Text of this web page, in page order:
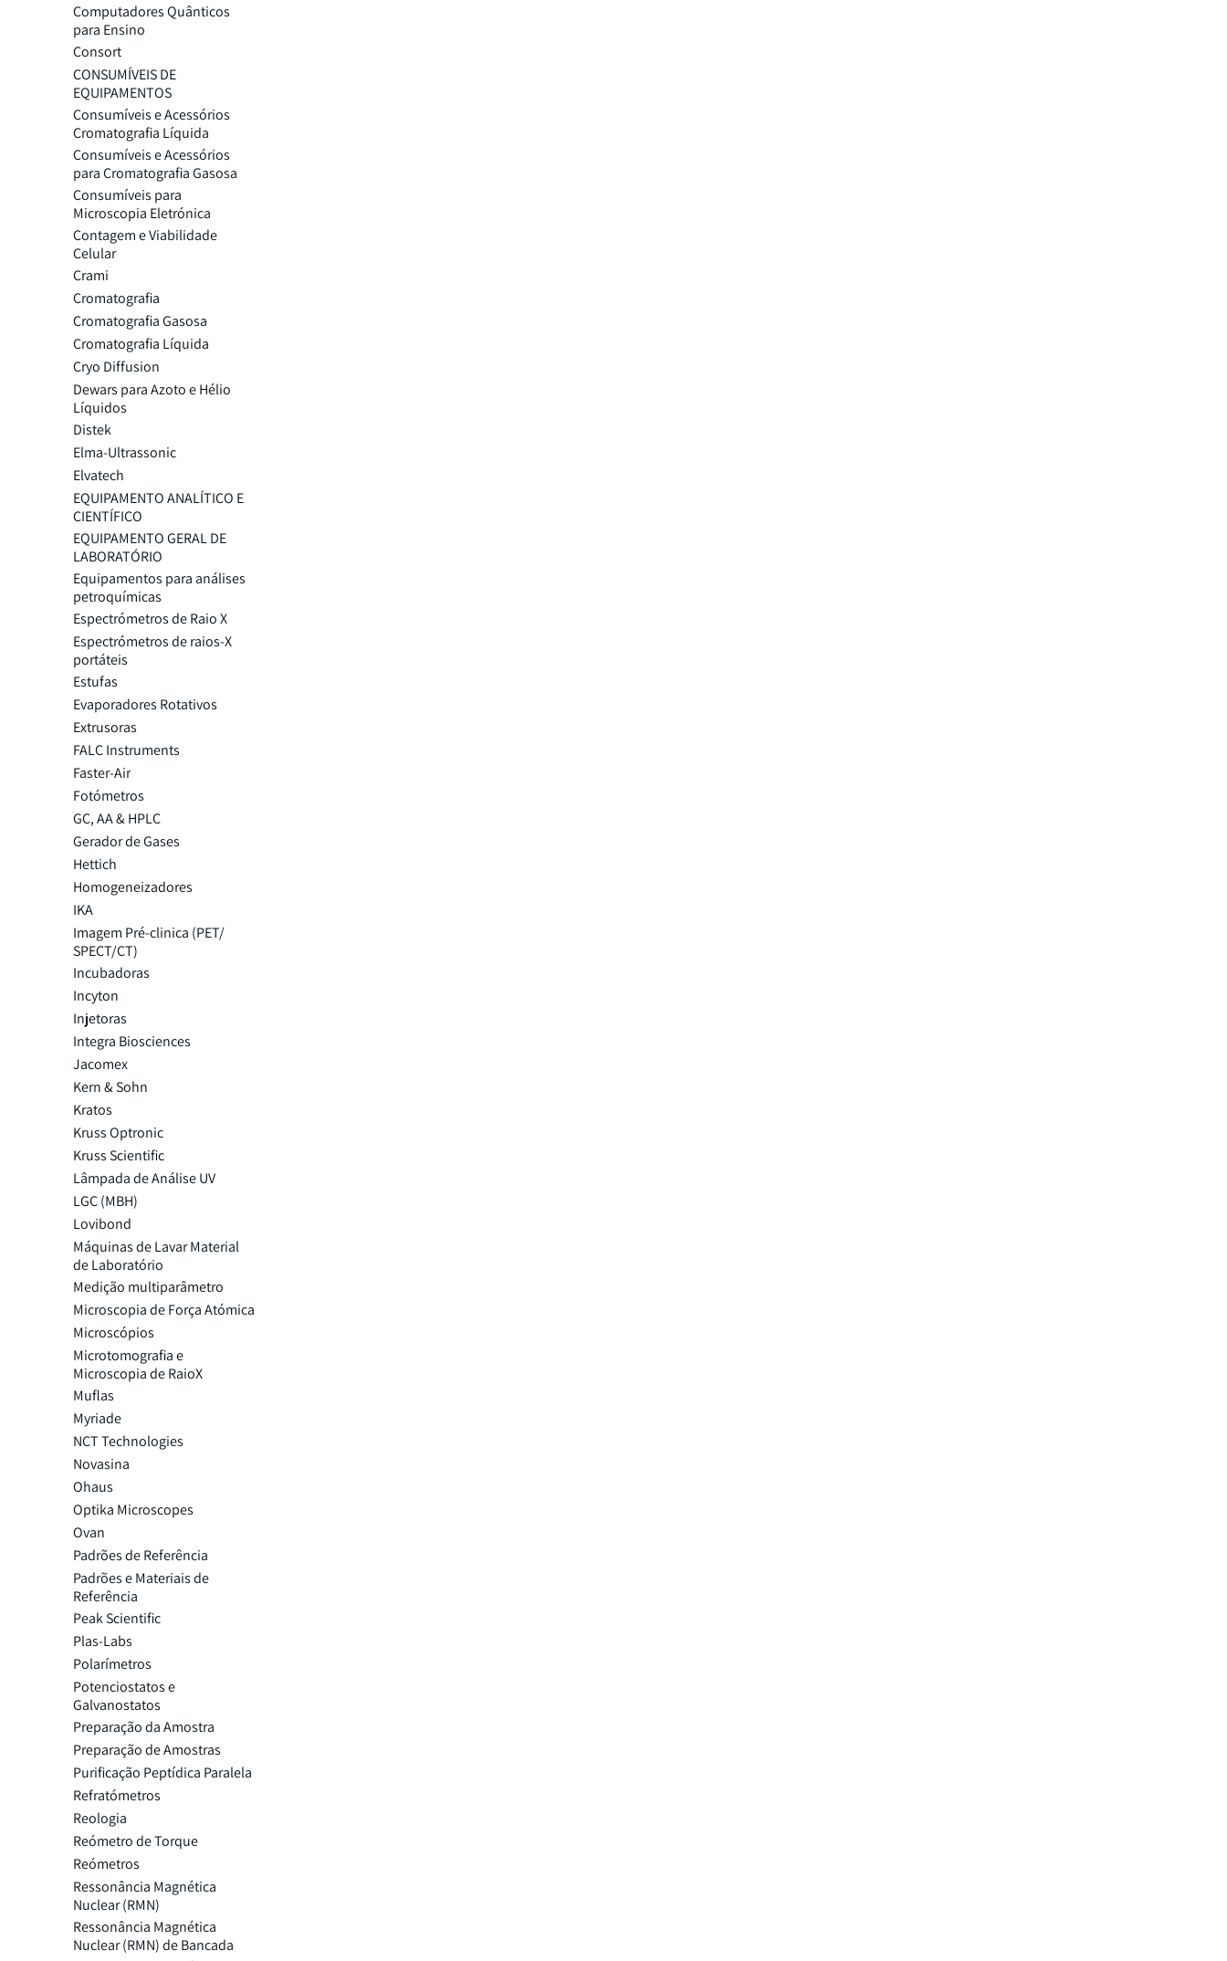
Computadores Quânticos
para Ensino
Consort
CONSUMÍVEIS DE
EQUIPAMENTOS
Consumíveis e Acessórios
Cromatografia Líquida
Consumíveis e Acessórios
para Cromatografia Gasosa
Consumíveis para
Microscopia Eletrónica
Contagem e Viabilidade
Celular
Crami
Cromatografia
Cromatografia Gasosa
Cromatografia Líquida
Cryo Diffusion
Dewars para Azoto e Hélio
Líquidos
Distek
Elma-Ultrassonic
Elvatech
EQUIPAMENTO ANALÍTICO E
CIENTÍFICO
EQUIPAMENTO GERAL DE
LABORATÓRIO
Equipamentos para análises
petroquímicas
Espectrómetros de Raio X
Espectrómetros de raios-X
portáteis
Estufas
Evaporadores Rotativos
Extrusoras
FALC Instruments
Faster-Air
Fotómetros
GC, AA & HPLC
Gerador de Gases
Hettich
Homogeneizadores
IKA
Imagem Pré-clinica (PET/
SPECT/CT)
Incubadoras
Incyton
Injetoras
Integra Biosciences
Jacomex
Kern & Sohn
Kratos
Kruss Optronic
Kruss Scientific
Lâmpada de Análise UV
LGC (MBH)
Lovibond
Máquinas de Lavar Material
de Laboratório
Medição multiparâmetro
Microscopia de Força Atómica
Microscópios
Microtomografia e
Microscopia de RaioX
Muflas
Myriade
NCT Technologies
Novasina
Ohaus
Optika Microscopes
Ovan
Padrões de Referência
Padrões e Materiais de
Referência
Peak Scientific
Plas-Labs
Polarímetros
Potenciostatos e
Galvanostatos
Preparação da Amostra
Preparação de Amostras
Purificação Peptídica Paralela
Refratómetros
Reologia
Reómetro de Torque
Reómetros
Ressonância Magnética
Nuclear (RMN)
Ressonância Magnética
Nuclear (RMN) de Bancada